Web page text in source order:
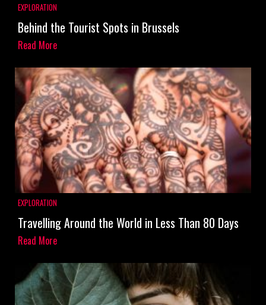
EXPLORATION
Behind the Tourist Spots in Brussels
Read More
EXPLORATION
Travelling Around the World in Less Than 80 Days
Read More